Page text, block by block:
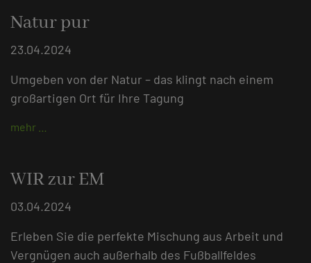
Natur pur
23.04.2024
Umgeben von der Natur – das klingt nach einem
großartigen Ort für Ihre Tagung
mehr …
WIR zur EM
03.04.2024
Erleben Sie die perfekte Mischung aus Arbeit und
Vergnügen auch außerhalb des Fußballfeldes